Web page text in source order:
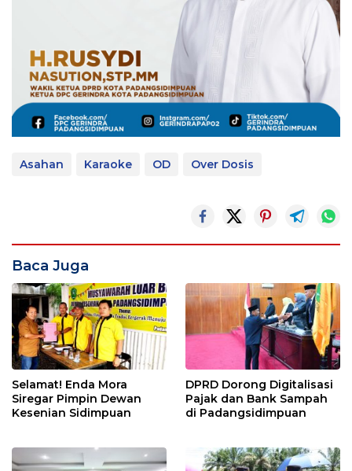
Asahan Karaoke OD Over Dosis
Baca Juga
Selamat! Enda Mora
Siregar Pimpin Dewan
Kesenian Sidimpuan
DPRD Dorong Digitalisasi
Pajak dan Bank Sampah
di Padangsidimpuan